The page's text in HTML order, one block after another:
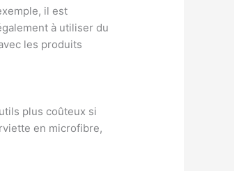
il est
à utiliser du
les produits
plus coûteux si
en microfibre,